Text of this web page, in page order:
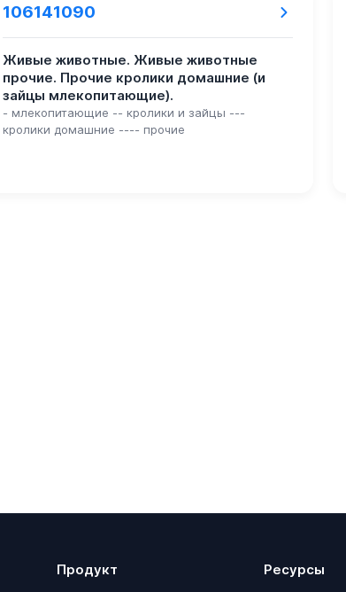
106141090
Живые животные. Живые животные
прочие. Прочие кролики домашние (и
зайцы млекопитающие).
- млекопитающие -- кролики и зайцы ---
кролики домашние ---- прочие
Продукт Ресурсы